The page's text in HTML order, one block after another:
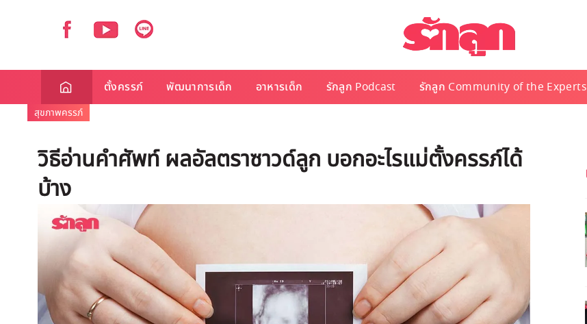
ตั้งครรภ์ พัฒนาการเด็ก อาหารเด็ก รักลูก Podcast รักลูก Community of the Experts
สุขภาพครรภ์
วิธีอ่านคำศัพท์ ผลอัลตราซาวด์ลูก บอกอะไรแม่ตั้งครรภ์ได้
บ้าง